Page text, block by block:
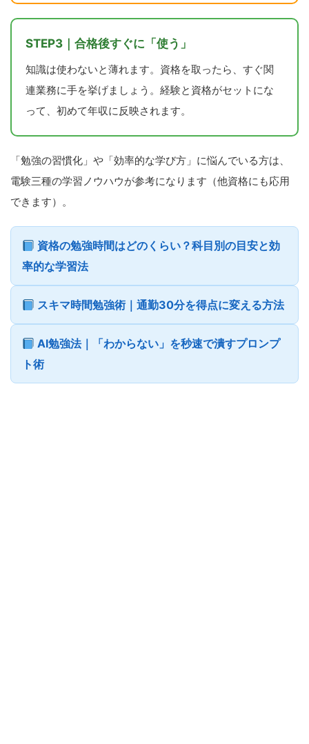
STEP3｜合格後すぐに「使う」
知識は使わないと薄れます。資格を取ったら、すぐ関
連業務に手を挙げましょう。経験と資格がセットにな
って、初めて年収に反映されます。
「勉強の習慣化」や「効率的な学び方」に悩んでいる方は、
電験三種の学習ノウハウが参考になります（他資格にも応用
できます）。
資格の勉強時間はどのくらい？科目別の目安と効
率的な学習法
スキマ時間勉強術｜通勤30分を得点に変える方法
AI勉強法｜「わからない」を秒速で潰すプロンプ
ト術